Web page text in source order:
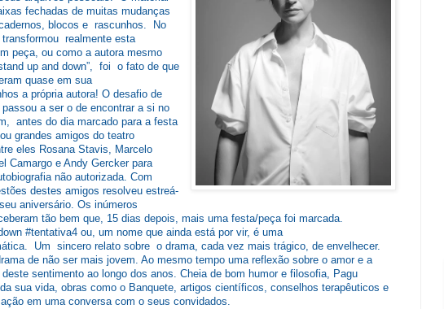
fechadas de muitas mudanças
blocos e rascunhos. No
transformou realmente esta
peça, ou como a autora mesmo
up and down”, foi o fato de que
quase em sua
a própria autora! O desafio de
passou a ser o de encontrar a si no
antes do dia marcado para a festa
grandes amigos do teatro
eles Rosana Stavis, Marcelo
Camargo e Andy Gercker para
não autorizada. Com
destes amigos resolveu estreá-
aniversário. Os inúmeros
tão bem que, 15 dias depois, mais uma festa/peça foi marcada.
#tentativa4 ou, um nome que ainda está por vir, é uma
Um sincero relato sobre o drama, cada vez mais trágico, de envelhecer.
de não ser mais jovem. Ao mesmo tempo uma reflexão sobre o amor e a
sentimento ao longo dos anos. Cheia de bom humor e filosofia, Pagu
sua vida, obras como o Banquete, artigos científicos, conselhos terapêuticos e
em uma conversa com o seus convidados.